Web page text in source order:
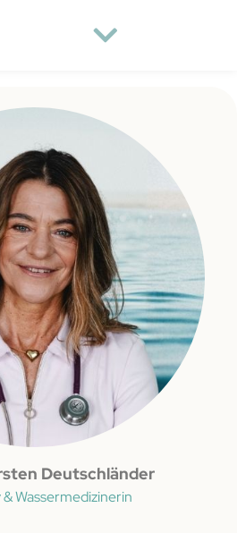
Deutschländer
Wassermedizinerin